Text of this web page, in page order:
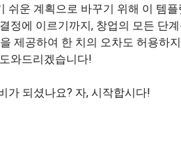
쉬운 계획으로 바꾸기 위해 이 템
정에 이르기까지, 창업의 모든 단
제공하여 한 치의 오차도 허용하
와드리겠습니다!
가 되셨나요? 자, 시작합시다!